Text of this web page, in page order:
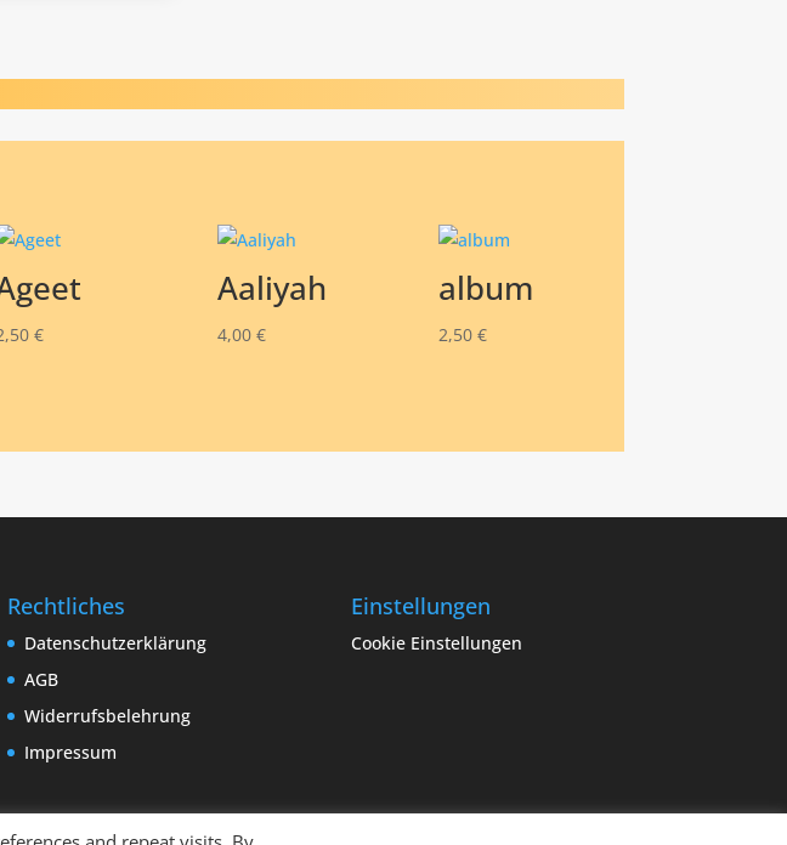
€
Aaliyah
4,00 €
album
2,50€
Rechtliches
Datenschutzerklärung
AGB
Widerrufsbelehrung
Impressum
Einstellungen
Cookie Einstellungen